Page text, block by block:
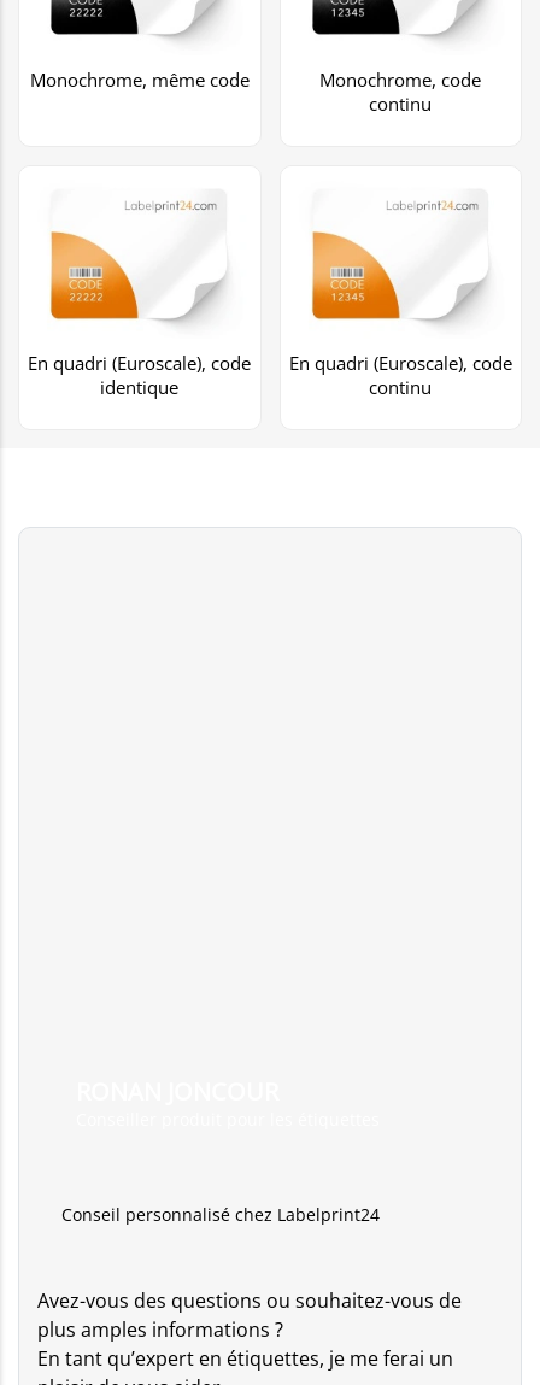
Monochrome, même code
Monochrome, code
continu
En quadri (Euroscale), code
identique
En quadri (Euroscale), code
continu
Conseil personnalisé chez Labelprint24
Avez-vous des questions ou souhaitez-vous de
plus amples informations ?
En tant qu’expert en étiquettes, je me ferai un